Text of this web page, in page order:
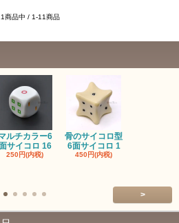
商品中 / 1-11商品
ルチカラー6
サイコロ 16
250円(内税)
骨のサイコロ型
6面サイコロ 1
450円(内税)
>